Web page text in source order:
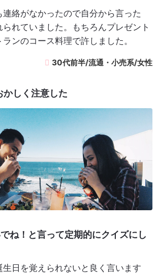
絡がなかったので自分から言った
れていました。もちろんプレゼント
ンのコース料理で許しました。
30代前半/流通・小売系/女性
かしく注意した
ね！と言って定期的にクイズにし
日を覚えられないと良く言います